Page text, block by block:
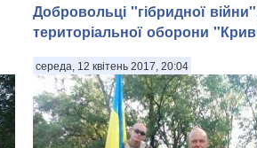
Добровольці "гібридної
територіальної оборони
середа, 12 квітень 2017, 20:04